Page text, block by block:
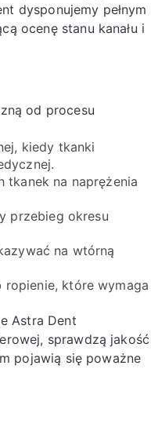
dysponujemy pełnym
ocenę stanu kanału i
od procesu
kiedy tkanki
tkanek na naprężenia
przebieg okresu
na wtórną
ropienie, które wymaga
Astra Dent
sprawdzą jakość
pojawią się poważne